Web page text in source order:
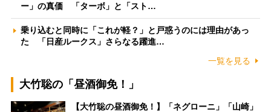
ー」の真価 「ターボ」と「スト…
乗り込むと同時に「これが軽？」と戸惑うのには理由があっ
た 「日産ルークス」さらなる躍進…
一覧を見る
大竹聡の「昼酒御免！」
【大竹聡の昼酒御免！】「ネグローニ」「山崎」